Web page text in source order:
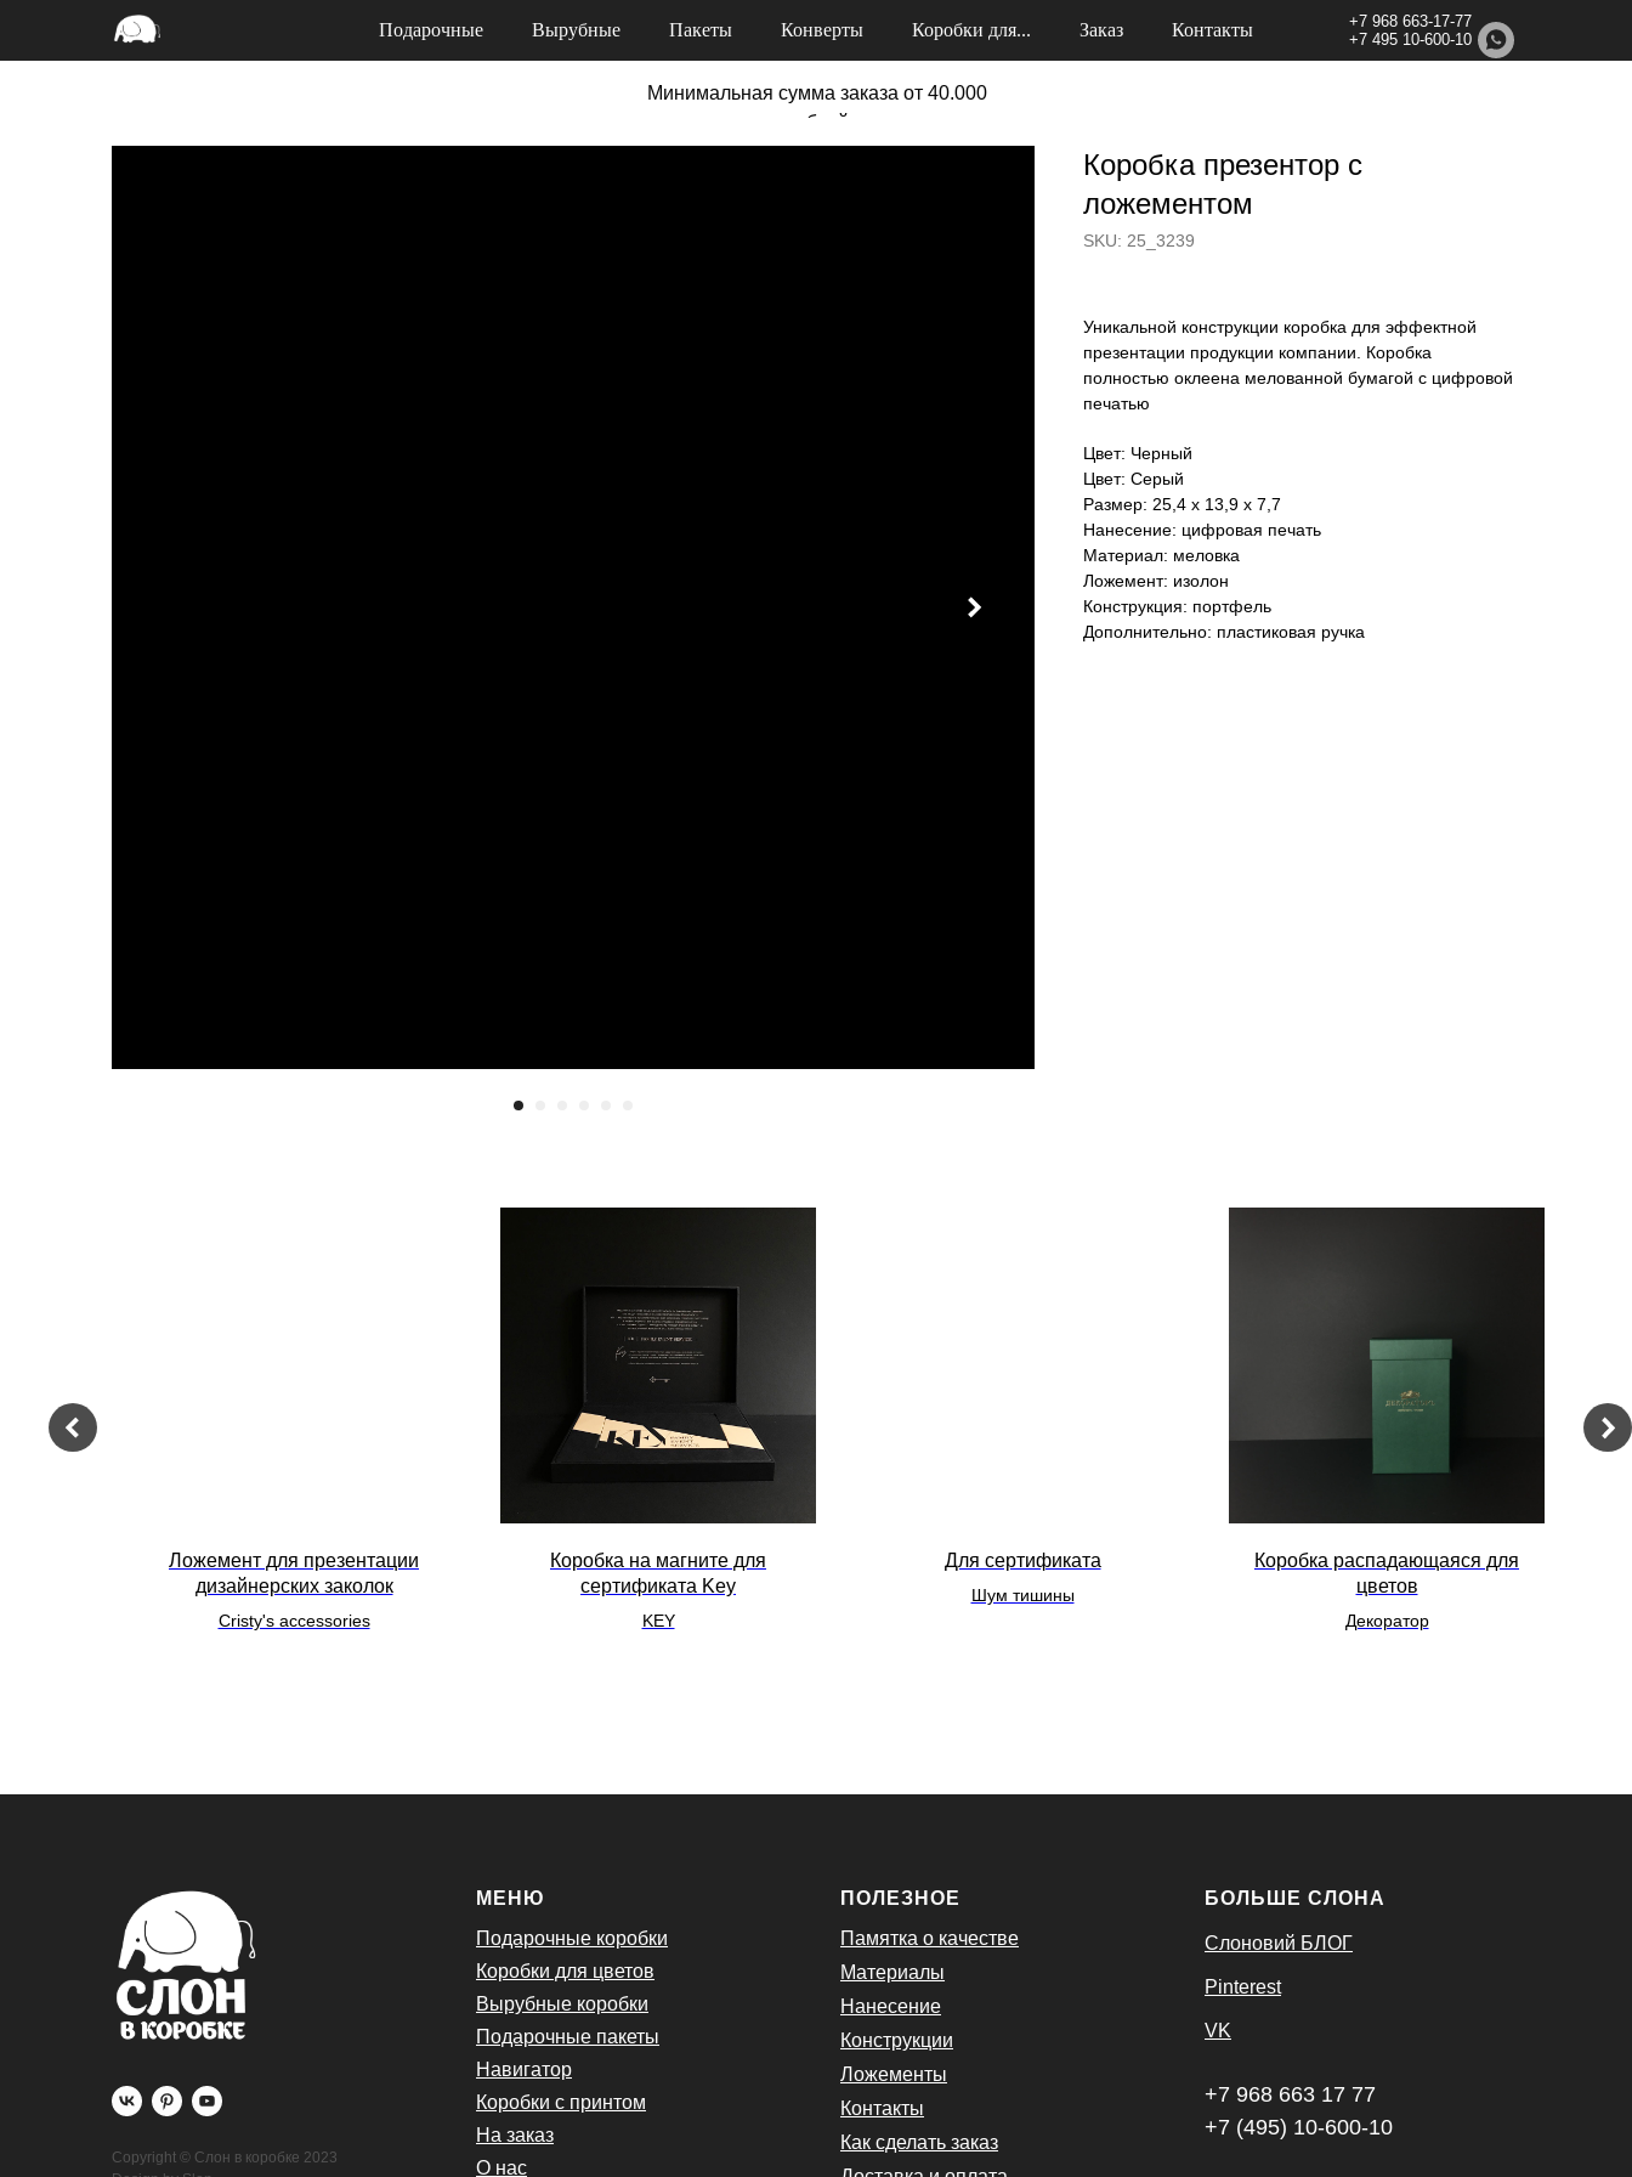
Минимальная сумма заказа от 40.000
рублей
Подарочные Вырубные Пакеты Конверты Коробки для... Заказ Контакты
+7 968 663-17-77
+7 495 10-600-10
Коробка презентор с
ложементом
SKU: 25_3239
Уникальной конструкции коробка для эффектной
презентации продукции компании. Коробка
полностью оклеена мелованной бумагой с цифровой
печатью
Цвет: Черный
Цвет: Серый
Размер: 25,4 х 13,9 х 7,7
Нанесение: цифровая печать
Материал: меловка
Ложемент: изолон
Конструкция: портфель
Дополнительно: пластиковая ручка
Ложемент для презентации
дизайнерских заколок
Cristy's accessories
Коробка на магните для
сертификата Key
KEY
Для сертификата
Шум тишины
Коробка распадающаяся для
цветов
Декоратор
Copyright © Слон в коробке 2023
МЕНЮ
Подарочные коробки
Коробки для цветов
Вырубные коробки
Подарочные пакеты
Навигатор
Коробки с принтом
На заказ
О нас
ПОЛЕЗНОЕ
Памятка о качестве
Материалы
Нанесение
Конструкции
Ложементы
Контакты
Как сделать заказ
БОЛЬШЕ СЛОНА
Слоновий БЛОГ
Pinterest
VK
+7 968 663 17 77
+7 (495) 10-600-10